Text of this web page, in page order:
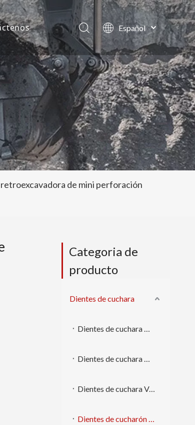
Español
English
العربية
Français
Pусский
Português
de mini perforación
Categoria de
producto
Dientes de cuchara
Dientes de cuchara Caterpillar
Dientes de cuchara Komatsu
Dientes de cuchara Volvo
Dientes de cucharón Doosan